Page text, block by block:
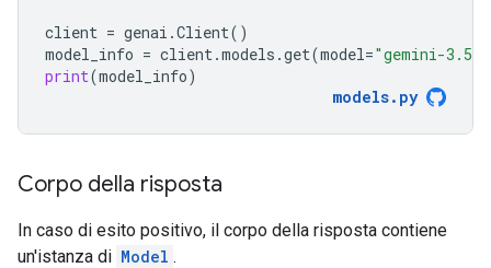
client = genai .Client()
model_info = client.models .get(model="gemini-3.5-
print(model_info)
models. py
Corpo della risposta
In caso di esito positivo, il corpo della risposta contiene
un'istanza di Model .